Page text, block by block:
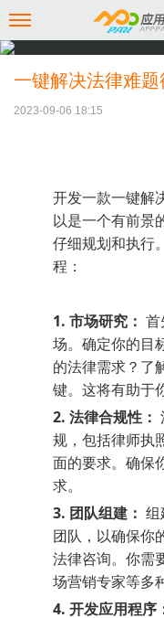
一键解决法律难题
2023-09-06 18:15
开发一款一键解
以是一个有前景
仔细规划和执行
程：
1. 市场研究： 首
场。确定你的目
的法律需求？了
键。这将有助于
2. 法律合规性：
规，包括律师执
面的要求。确保
求。
3. 团队组建： 组
团队，以确保你
法律咨询。你需
场营销专家等多
4. 开发应用程序